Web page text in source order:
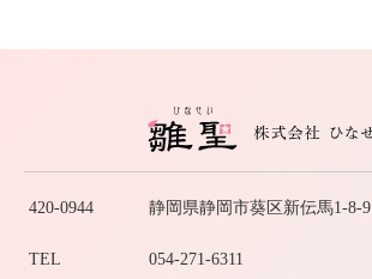
420-0944 静岡県静岡市葵区新伝馬1-8-9
TEL 054-271-6311